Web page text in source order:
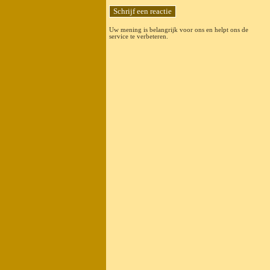
Uw mening is belangrijk voor ons en helpt ons de
service te verbeteren.